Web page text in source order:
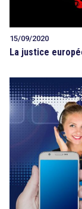
15/09/2020
La justice